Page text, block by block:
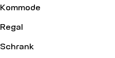
Kommode
Regal
Schrank